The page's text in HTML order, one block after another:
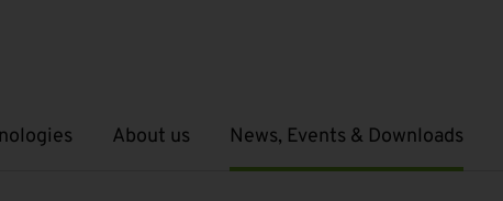
About us
Open submenu News, Events & Downloads
Open submenu